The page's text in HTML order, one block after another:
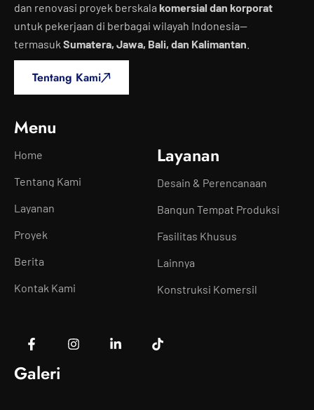
dan renovasi proyek berskala komersial dan korporat
untuk pekerjaan di berbagai wilayah Indonesia—
termasuk Sumatera, Jawa, Bali, dan Kalimantan
Tentang Kami
Menu
Home
Tentang Kami
Layanan
Proyek
Berita
Kontak Kami
Layanan
Desain & Perencanaan
Bangun Tempat Produksi
Fasilitas Khusus
Lainnya
Konstruksi Komersil
Galeri